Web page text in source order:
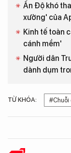
Ấn Độ khó
xưởng' của
Kinh tế toàn
cánh mềm'
Người dân
dành dụm
TỪ KHÓA: #Chuỗi